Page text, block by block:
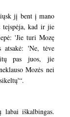
jį bent į mano
kad ir jie
'Jie turi Mozę
'Ne, tėve
pas juos, jie
Mozės nei
iškalbingas.